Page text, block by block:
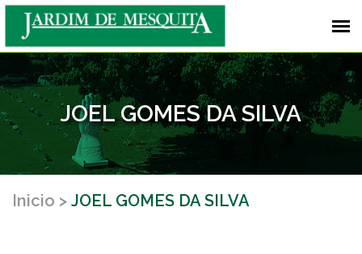
JOEL GOMES DA SILVA
Inicio JOEL GOMES DA SILVA